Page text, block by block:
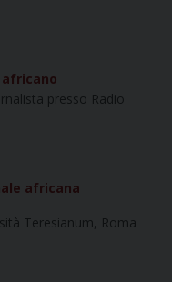
presso Radio
africana
Teresianum, Roma